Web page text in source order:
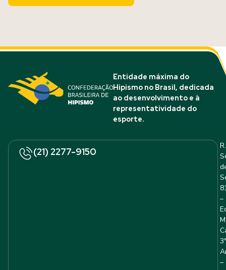
Entidade máxima do
Hipismo no Brasil, dedicada
ao desenvolvimento e à
representatividade do
esporte.
(21) 2277-9150
R.
–
–